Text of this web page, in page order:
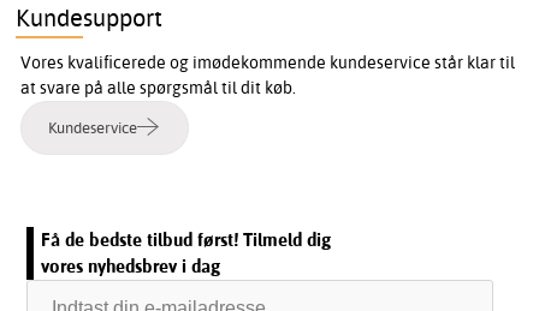
Kundesupport
Vores kvalificerede og imødekommende kundeservice står klar til
at svare på alle spørgsmål til dit køb.
Kundeservice
Få de bedste tilbud først! Tilmeld dig
vores nyhedsbrev i dag